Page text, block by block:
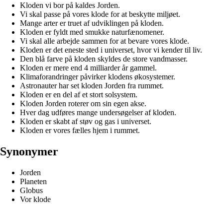
Kloden vi bor på kaldes Jorden.
Vi skal passe på vores klode for at beskytte miljøet.
Mange arter er truet af udviklingen på kloden.
Kloden er fyldt med smukke naturfænomener.
Vi skal alle arbejde sammen for at bevare vores klode.
Kloden er det eneste sted i universet, hvor vi kender til liv.
Den blå farve på kloden skyldes de store vandmasser.
Kloden er mere end 4 milliarder år gammel.
Klimaforandringer påvirker klodens økosystemer.
Astronauter har set kloden Jorden fra rummet.
Kloden er en del af et stort solsystem.
Kloden Jorden roterer om sin egen akse.
Hver dag udføres mange undersøgelser af kloden.
Kloden er skabt af støv og gas i universet.
Kloden er vores fælles hjem i rummet.
Synonymer
Jorden
Planeten
Globus
Vor klode